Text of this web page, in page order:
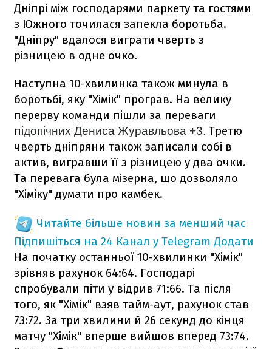
Дніпрі між господарями паркету та гостями
з Южного точилася запекла боротьба.
"Дніпру" вдалося виграти чверть з
різницею в одне очко.
Наступна 10-хвилинка також минула в
боротьбі, яку "Хімік" програв. На велику
перерву команди пішли за переваги
підопічних Дениса Журавльова +3. Третю
чверть дніпряни також записали собі в
актив, вигравши її з різницею у два очки.
Та перевага була мізерна, що дозволяло
"Хіміку" думати про камбек.
Читайте більше новин за менший час
Підпишіться на 24 Канал у Telegram Додати
На початку останньої 10-хвилинки "Хімік"
зрівняв рахунок 64:64. Господарі
спробували піти у відрив 71:66. Та після
того, як "Хімік" взяв тайм-аут, рахунок став
73:72. За три хвилини й 26 секунд до кінця
матчу "Хімік" вперше вийшов вперед 73:74.